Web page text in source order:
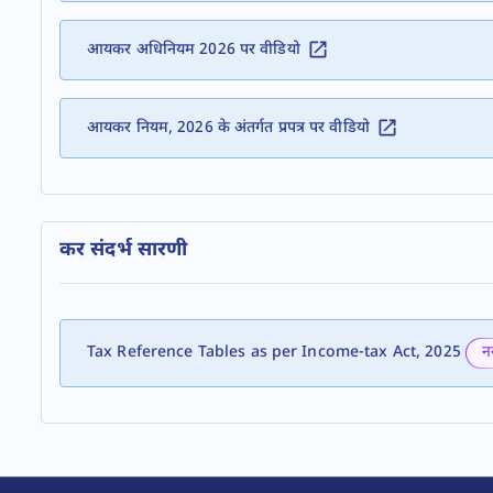
आयकर अधिनियम 2026 पर वीडियो
आयकर नियम, 2026 के अंतर्गत प्रपत्र पर वीडियो
कर संदर्भ सारणी
Tax Reference Tables as per Income-tax Act, 2025